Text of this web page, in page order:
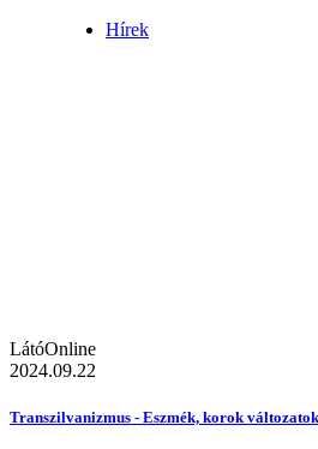
Hírek
LátóOnline
2024.09.22
Transzilvanizmus - Eszmék, korok változatok